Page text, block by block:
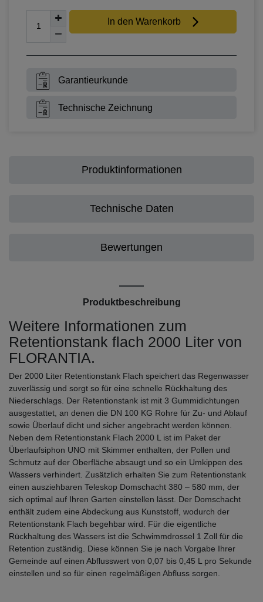
In den Warenkorb
Garantieurkunde
Technische Zeichnung
Produktinformationen
Technische Daten
Bewertungen
Produktbeschreibung
Weitere Informationen zum
Retentionstank flach 2000 Liter von
FLORANTIA.
Der 2000 Liter Retentionstank Flach speichert das Regenwasser
zuverlässig und sorgt so für eine schnelle Rückhaltung des
Niederschlags. Der Retentionstank ist mit 3 Gummidichtungen
ausgestattet, an denen die DN 100 KG Rohre für Zu- und Ablauf
sowie Überlauf dicht und sicher angebracht werden können.
Neben dem Retentionstank Flach 2000 L ist im Paket der
Überlaufsiphon UNO mit Skimmer enthalten, der Pollen und
Schmutz auf der Oberfläche absaugt und so ein Umkippen des
Wassers verhindert. Zusätzlich erhalten Sie zum Retentionstank
einen ausziehbaren Teleskop Domschacht 380 – 580 mm, der
sich optimal auf Ihren Garten einstellen lässt. Der Domschacht
enthält zudem eine Abdeckung aus Kunststoff, wodurch der
Retentionstank Flach begehbar wird. Für die eigentliche
Rückhaltung des Wassers ist die Schwimmdrossel 1 Zoll für die
Retention zuständig. Diese können Sie je nach Vorgabe Ihrer
Gemeinde auf einen Abflusswert von 0,07 bis 0,45 L pro Sekunde
einstellen und so für einen regelmäßigen Abfluss sorgen.